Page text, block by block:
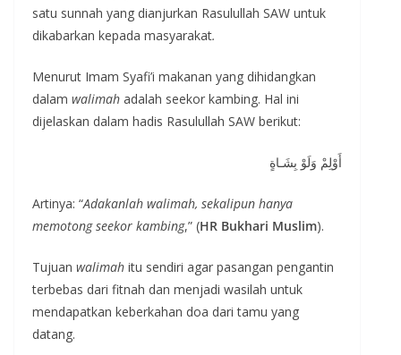
satu sunnah yang dianjurkan Rasulullah SAW untuk
dikabarkan kepada masyarakat.
Menurut Imam Syafi’i makanan yang dihidangkan
dalam walimah adalah seekor kambing. Hal ini
dijelaskan dalam hadis Rasulullah SAW berikut:
أَوْلِمْ وَلَوْ بِشَـاةٍ
Artinya: “Adakanlah walimah, sekalipun hanya
memotong seekor kambing,” (HR Bukhari Muslim).
Tujuan walimah itu sendiri agar pasangan pengantin
terbebas dari fitnah dan menjadi wasilah untuk
mendapatkan keberkahan doa dari tamu yang
datang.